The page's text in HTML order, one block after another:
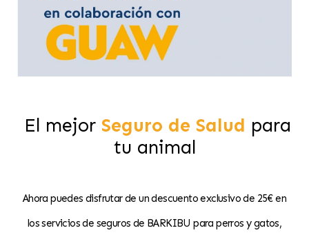
El mejor Seguro de Salud para
tu animal
Ahora puedes disfrutar de un descuento exclusivo de 25€ en
los servicios de seguros de BARKIBU para perros y gatos,